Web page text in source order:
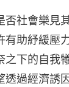
否社會樂見
有助紓緩壓
之下的自我
透過經濟誘